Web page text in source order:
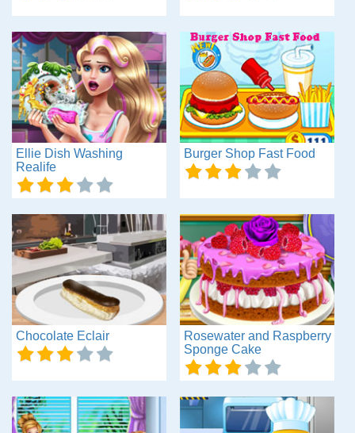
Ellie Dish Washing
Realife
Burger Shop Fast Food
Chocolate Eclair
Rosewater and Raspberry
Sponge Cake